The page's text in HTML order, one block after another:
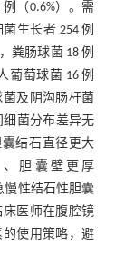
（0.6%）。需
生长者 254 例
粪肠球菌 18 例
葡萄球菌 16 例
菌及阴沟肠杆菌
细菌分布差异无
结石直径更大
、胆囊壁更厚
性结石性胆囊
医师在腹腔镜
使用策略，避